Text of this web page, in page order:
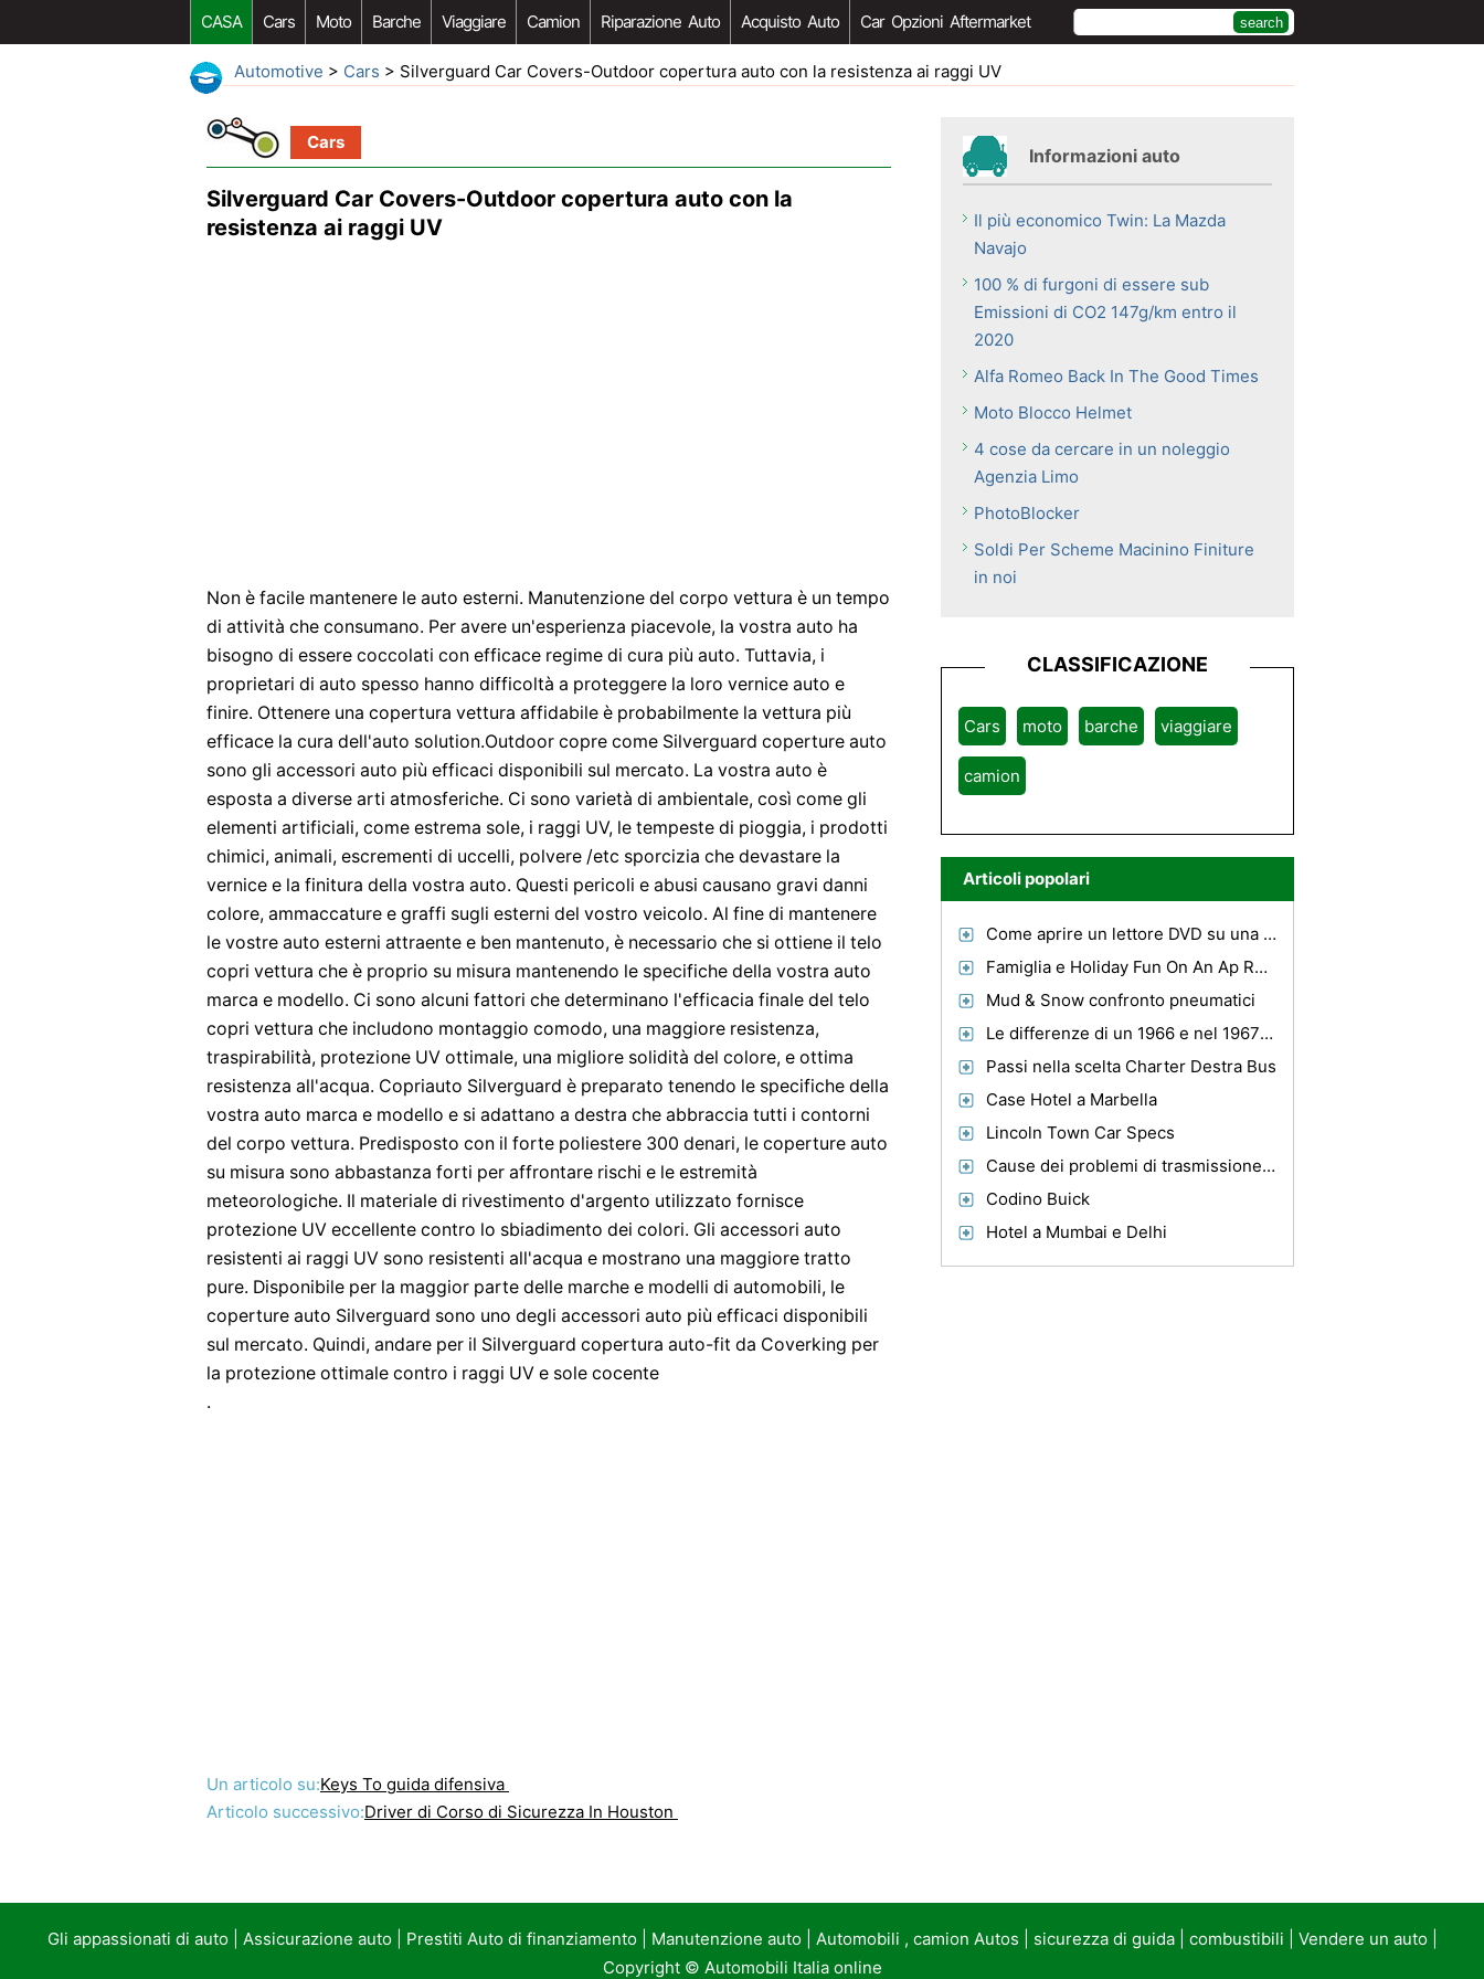
CASA Cars Moto Barche Viaggiare Camion Riparazione Auto Acquisto Auto Car Opzioni Aftermarket
Automotive > Cars > Silverguard Car Covers-Outdoor copertura auto con la resistenza ai raggi UV
Cars
Silverguard Car Covers-Outdoor copertura auto con la
resistenza ai raggi UV
Non è facile mantenere le auto esterni. Manutenzione del corpo vettura è un tempo
di attività che consumano. Per avere un'esperienza piacevole, la vostra auto ha
bisogno di essere coccolati con efficace regime di cura più auto. Tuttavia, i
proprietari di auto spesso hanno difficoltà a proteggere la loro vernice auto e
finire. Ottenere una copertura vettura affidabile è probabilmente la vettura più
efficace la cura dell'auto solution.Outdoor copre come Silverguard coperture auto
sono gli accessori auto più efficaci disponibili sul mercato. La vostra auto è
esposta a diverse arti atmosferiche. Ci sono varietà di ambientale, così come gli
elementi artificiali, come estrema sole, i raggi UV, le tempeste di pioggia, i prodotti
chimici, animali, escrementi di uccelli, polvere /etc sporcizia che devastare la
vernice e la finitura della vostra auto. Questi pericoli e abusi causano gravi danni
colore, ammaccature e graffi sugli esterni del vostro veicolo. Al fine di mantenere
le vostre auto esterni attraente e ben mantenuto, è necessario che si ottiene il telo
copri vettura che è proprio su misura mantenendo le specifiche della vostra auto
marca e modello. Ci sono alcuni fattori che determinano l'efficacia finale del telo
copri vettura che includono montaggio comodo, una maggiore resistenza,
traspirabilità, protezione UV ottimale, una migliore solidità del colore, e ottima
resistenza all'acqua. Copriauto Silverguard è preparato tenendo le specifiche della
vostra auto marca e modello e si adattano a destra che abbraccia tutti i contorni
del corpo vettura. Predisposto con il forte poliestere 300 denari, le coperture auto
su misura sono abbastanza forti per affrontare rischi e le estremità
meteorologiche. Il materiale di rivestimento d'argento utilizzato fornisce
protezione UV eccellente contro lo sbiadimento dei colori. Gli accessori auto
resistenti ai raggi UV sono resistenti all'acqua e mostrano una maggiore tratto
pure. Disponibile per la maggior parte delle marche e modelli di automobili, le
coperture auto Silverguard sono uno degli accessori auto più efficaci disponibili
sul mercato. Quindi, andare per il Silverguard copertura auto-fit da Coverking per
la protezione ottimale contro i raggi UV e sole cocente
.
Un articolo su:Keys To guida difensiva
Articolo successivo:Driver di Corso di Sicurezza In Houston
Informazioni auto
Il più economico Twin: La Mazda
Navajo
100 % di furgoni di essere sub
Emissioni di CO2 147g/km entro il
2020
Alfa Romeo Back In The Good Times
Moto Blocco Helmet
4 cose da cercare in un noleggio
Agenzia Limo
PhotoBlocker
Soldi Per Scheme Macinino Finiture
in noi
CLASSIFICAZIONE
Cars moto barche viaggiare
camion
Articoli popolari
Come aprire un lettore DVD su una Jeep Commander
Famiglia e Holiday Fun On An Ap Road Trip
Mud & Snow confronto pneumatici
Le differenze di un 1966 e nel 1967 Mustang
Passi nella scelta Charter Destra Bus
Case Hotel a Marbella
Lincoln Town Car Specs
Cause dei problemi di trasmissione in una Dodge Truck 2003
Codino Buick
Hotel a Mumbai e Delhi
Gli appassionati di auto| Assicurazione auto| Prestiti Auto di finanziamento| Manutenzione auto| Automobili , camion Autos sicurezza di guida| combustibili Vendere un auto|
Copyright © Automobili Italia online